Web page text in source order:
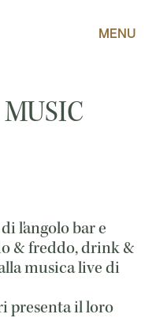
MENU
l'angolo bar e
& freddo, drink &
musica live di
presenta il loro